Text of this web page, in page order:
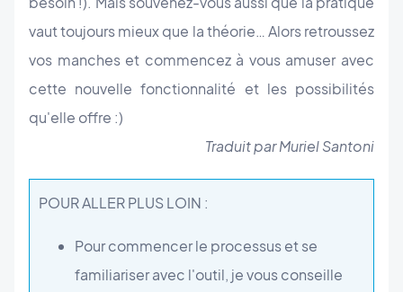
vaut toujours mieux que la théorie… Alors retroussez
vos manches et commencez à vous amuser avec
cette nouvelle fonctionnalité et les possibilités
qu'elle offre :)
Traduit par Muriel Santoni
POUR ALLER PLUS LOIN :
Pour commencer le processus et se
familiariser avec l'outil, je vous conseille